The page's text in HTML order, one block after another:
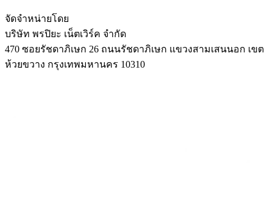
จัดจำหน่ายโดย
บริษัท พรปิยะ เน็ตเวิร์ค จำกัด
470 ซอยรัชดาภิเษก 26 ถนนรัชดาภิเษก แขวงสามเสนนอก เขต
ห้วยขวาง กรุงเทพมหานคร 10310